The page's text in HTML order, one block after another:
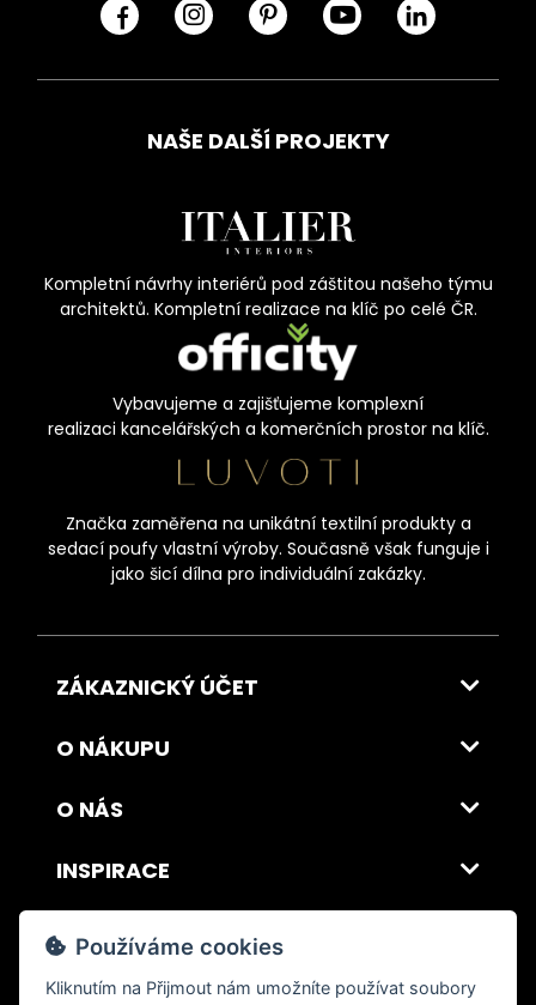
NAŠE DALŠÍ PROJEKTY
Kompletní návrhy interiérů pod záštitou našeho týmu
architektů. Kompletní realizace na klíč po celé ČR.
Vybavujeme a zajišťujeme komplexní
realizaci kancelářských a komerčních prostor na klíč.
Značka zaměřena na unikátní textilní produkty a
sedací poufy vlastní výroby. Současně však funguje i
jako šicí dílna pro individuální zakázky.
ZÁKAZNICKÝ ÚČET
O NÁKUPU
O NÁS
INSPIRACE
DOPRAVA A PLATBA
Používáme cookies
Kliknutím na Přijmout nám umožníte používat soubory